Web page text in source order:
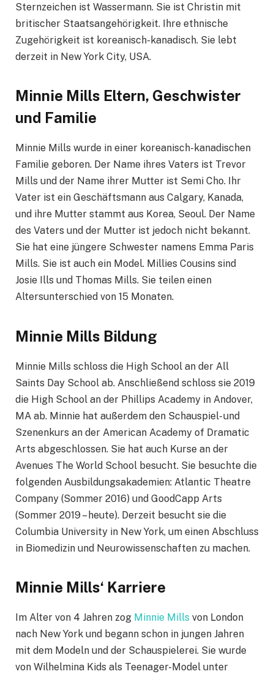
Sternzeichen ist Wassermann. Sie ist Christin mit
britischer Staatsangehörigkeit. Ihre ethnische
Zugehörigkeit ist koreanisch-kanadisch. Sie lebt
derzeit in New York City, USA.
Minnie Mills Eltern, Geschwister
und Familie
Minnie Mills wurde in einer koreanisch-kanadischen
Familie geboren. Der Name ihres Vaters ist Trevor
Mills und der Name ihrer Mutter ist Semi Cho. Ihr
Vater ist ein Geschäftsmann aus Calgary, Kanada,
und ihre Mutter stammt aus Korea, Seoul. Der Name
des Vaters und der Mutter ist jedoch nicht bekannt.
Sie hat eine jüngere Schwester namens Emma Paris
Mills. Sie ist auch ein Model. Millies Cousins ​​sind
Josie Ills und Thomas Mills. Sie teilen einen
Altersunterschied von 15 Monaten.
Minnie Mills Bildung
Minnie Mills schloss die High School an der All
Saints Day School ab. Anschließend schloss sie 2019
die High School an der Phillips Academy in Andover,
MA ab. Minnie hat außerdem den Schauspiel- und
Szenenkurs an der American Academy of Dramatic
Arts abgeschlossen. Sie hat auch Kurse an der
Avenues The World School besucht. Sie besuchte die
folgenden Ausbildungsakademien: Atlantic Theatre
Company (Sommer 2016) und GoodCapp Arts
(Sommer 2019 – heute). Derzeit besucht sie die
Columbia University in New York, um einen Abschluss
in Biomedizin und Neurowissenschaften zu machen.
Minnie Mills‘ Karriere
Im Alter von 4 Jahren zog Minnie Mills von London
nach New York und begann schon in jungen Jahren
mit dem Modeln und der Schauspielerei. Sie wurde
von Wilhelmina Kids als Teenager-Model unter